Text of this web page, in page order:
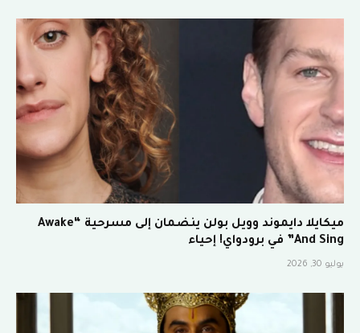
ميكايلا دايموند وويل بولن ينضمان إلى مسرحية “Awake
And Sing” في برودواي! إحياء
يوليو 30, 2026